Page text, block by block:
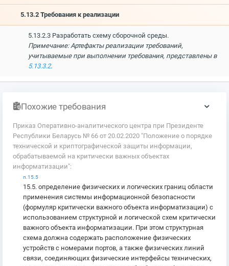
5.13.2 Требования к реализации
5.13.2.3 Разработать схему сборочной среды.
Примечание: Артефакты реализации требований,
учитываемые при выполнении требования, представлены в
5.13.3.2.
Похожие требования
Приказ Оперативно-аналитического центра при Президенте
Республики Беларусь № 66 от 20.02.2020 "Положение о порядке
технической и криптографической защиты информации,
обрабатываемой на критически важных объектах
информатизации":
п.15.5
15.5. определение физических и логических границ области
применения системы информационной безопасности
(формуляр критически важного объекта информатизации) с
использованием структурной и логической схем критически
важного объекта информатизации. При этом структурная
схема должна содержать расположение физических
устройств с номерами портов, а также физических линий
связи, соединяющих физические интерфейсы технических,